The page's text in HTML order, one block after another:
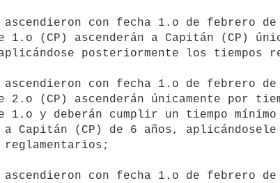
con fecha 1.o de febrero de
con fecha 1.o de febrero de
con fecha 1.o de febrero de